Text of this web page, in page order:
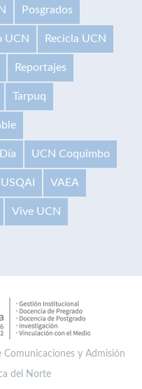
Posgrados
UCN Recicla UCN
Reportajes
Tarpuq
UCN Coquimbo
USQAI VAEA
Vive UCN
Comunicaciones y Admisión
del Norte